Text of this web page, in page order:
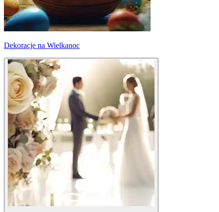
Dekoracje na Wielkanoc